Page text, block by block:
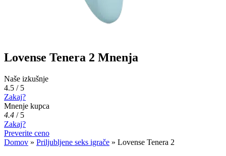
Lovense Tenera 2 Mnenja
Naše izkušnje
4.5 / 5
Zakaj?
Mnenje kupca
4.4 / 5
Zakaj?
Preverite ceno
Domov » Priljubljene seks igrače » Lovense Tenera 2